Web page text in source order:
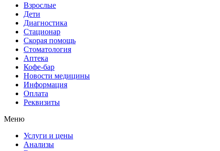
Взрослые
Дети
Диагностика
Стационар
Скорая помощь
Стоматология
Аптека
Кофе-бар
Новости медицины
Информация
Оплата
Реквизиты
Меню
Услуги и цены
Анализы